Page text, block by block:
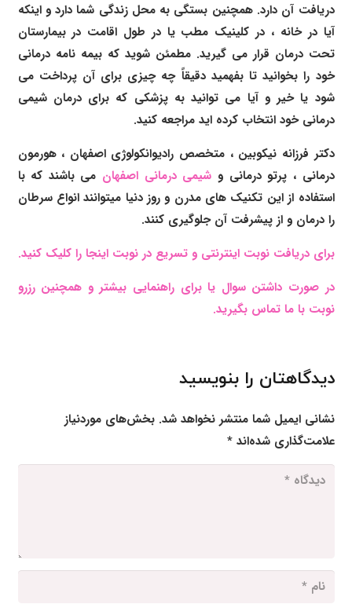
دریافت آن دارد. همچنین بستگی به محل زندگی شما دارد و اینکه
آیا در خانه ، در کلینیک مطب یا در طول اقامت در بیمارستان
تحت درمان قرار می گیرید. مطمئن شوید که بیمه نامه درمانی
خود را بخوانید تا بفهمید دقیقاً چه چیزی برای آن پرداخت می
شود یا خیر و آیا می توانید به پزشکی که برای درمان شیمی
درمانی خود انتخاب کرده اید مراجعه کنید.
دکتر فرزانه نیکوبین ، متخصص رادیوانکولوژی اصفهان ، هورمون
درمانی ، پرتو درمانی و شیمی درمانی اصفهان می باشند که با
استفاده از این تکنیک های مدرن و روز دنیا میتوانند انواع سرطان
را درمان و از پیشرفت آن جلوگیری کنند.
برای دریافت نوبت اینترنتی و تسریع در نوبت اینجا را کلیک کنید.
در صورت داشتن سوال یا برای راهنمایی بیشتر و همچنین رزرو
نوبت با ما تماس بگیرید.
دیدگاهتان را بنویسید
نشانی ایمیل شما منتشر نخواهد شد. بخش‌های موردنیاز
علامت‌گذاری شده‌اند*